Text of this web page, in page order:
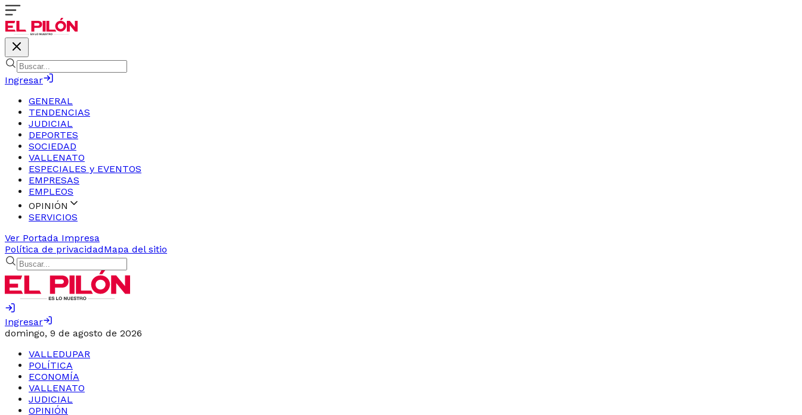
Ingresar
GENERAL
TENDENCIAS
JUDICIAL
DEPORTES
SOCIEDAD
VALLENATO
ESPECIALES y EVENTOS
EMPRESAS
EMPLEOS
OPINIÓN
SERVICIOS
Ver Portada Impresa
Política de privacidadMapa del sitio
Ingresar
domingo, 9 de agosto de 2026
VALLEDUPAR
POLÍTICA
ECONOMÍA
VALLENATO
JUDICIAL
OPINIÓN